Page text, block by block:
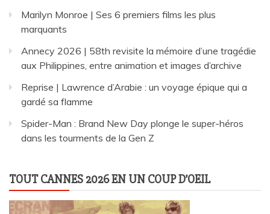
Marilyn Monroe | Ses 6 premiers films les plus
marquants
Annecy 2026 | 58th revisite la mémoire d’une tragédie
aux Philippines, entre animation et images d’archive
Reprise | Lawrence d’Arabie : un voyage épique qui a
gardé sa flamme
Spider-Man : Brand New Day plonge le super-héros
dans les tourments de la Gen Z
TOUT CANNES 2026 EN UN COUP D’OEIL